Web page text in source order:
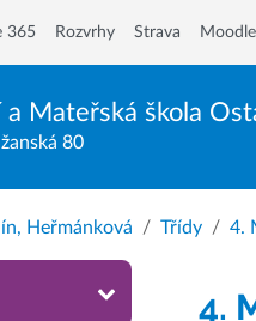
a Mateřská škola
80
365 Rozvrhy Strava Moodle
Heřmánková Třídy 4.
4.